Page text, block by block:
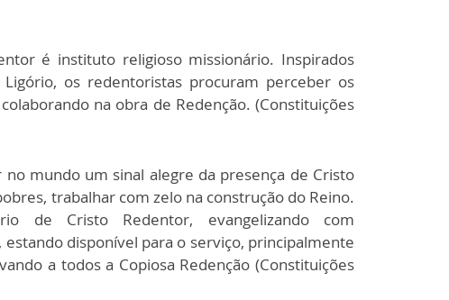
é instituto religioso missionário. Inspirados
os redentoristas procuram perceber os
na obra de Redenção. (Constituições
mundo um sinal alegre da presença de Cristo
trabalhar com zelo na construção do Reino.
de Cristo Redentor, evangelizando com
disponível para o serviço, principalmente
a todos a Copiosa Redenção (Constituições